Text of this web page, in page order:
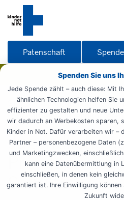
Spenden Sie uns
Jede Spende zählt – auch diese: Mit
ähnlichen Technologien helfen Sie
effizienter zu gestalten und neue
wir dadurch an Werbekosten sparen,
Kinder in Not. Dafür verarbeiten wir –
Partner – personenbezogene Daten
und Marketingzwecken,
kann eine Datenübermittlung in
einschließen, in denen kein
garantiert ist. Ihre Einwilligung
Zukunft
Patenschaft Spende
Startseite Informieren
Lobbyarbeit
Jugendliche
Projekten
Schultour